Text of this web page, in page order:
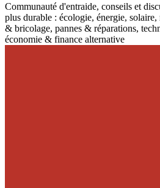
Communauté d'entraide, conseils et
plus durable : écologie, énergie,
& bricolage, pannes & réparations,
économie & finance alternative